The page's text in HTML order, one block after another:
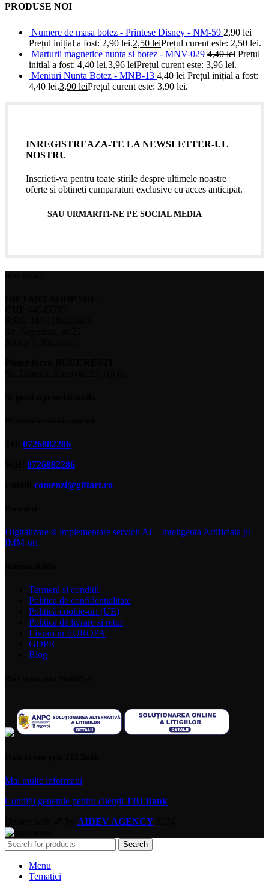
PRODUSE NOI
Numere de masa botez - Printese Disney - NM-59 2,90lei
Prețul inițial a fost: 2,90 lei.2,50 leiPrețul curent este: 2,50 lei.
Marturii magnetice nunta si botez - MNV-029 4,40lei Prețul
inițial a fost: 4,40 lei.3,96 leiPrețul curent este: 3,96 lei.
Meniuri Nunta Botez - MNB-13 4,40lei Prețul inițial a fost:
4,40 lei.3,90 leiPrețul curent este: 3,90 lei.
INREGISTREAZA-TE LA NEWSLETTER-UL
NOSTRU
Inscrieti-va pentru toate stirile despre ultimele noastre
oferte si obtineti cumparaturi exclusive cu acces anticipat.
SAU URMARITI-NE PE SOCIAL MEDIA
0726882286
0726882286
comenzi@giftart.ro
Digitalizare si implementare servicii AI – Inteligenta Artificiala pt
IMM-uri
Termeni si conditii
Politica de confidentialitate
Politică cookie-uri (UE)
Politica de livrare si retur
Livrari in EUROPA
GDPR
Blog
Mai multe informatii
Condiții generale pentru clienții TBI Bank
AIDEV AGENCY
Search
Menu
Tematici